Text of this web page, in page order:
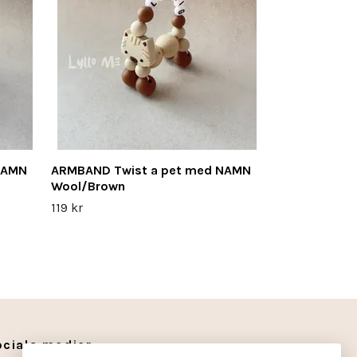
ARMBAND Twist a pet med NAMN
Wool/Brown
119 kr
medier